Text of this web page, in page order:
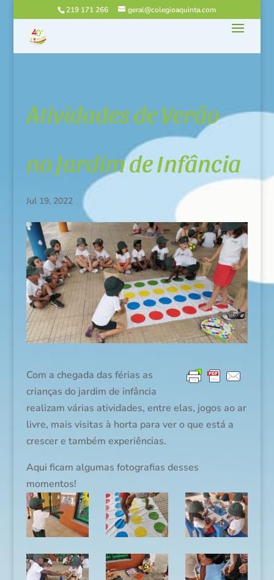
219 171 266 geral@colegioaquinta.com
Atividades de Verão
no Jardim de Infância
Jul 19, 2022
Com a chegada das férias as
crianças do jardim de infância
realizam várias atividades, entre elas, jogos ao ar
livre, mais visitas à horta para ver o que está a
crescer e também experiências.
Aqui ficam algumas fotografias desses
momentos!